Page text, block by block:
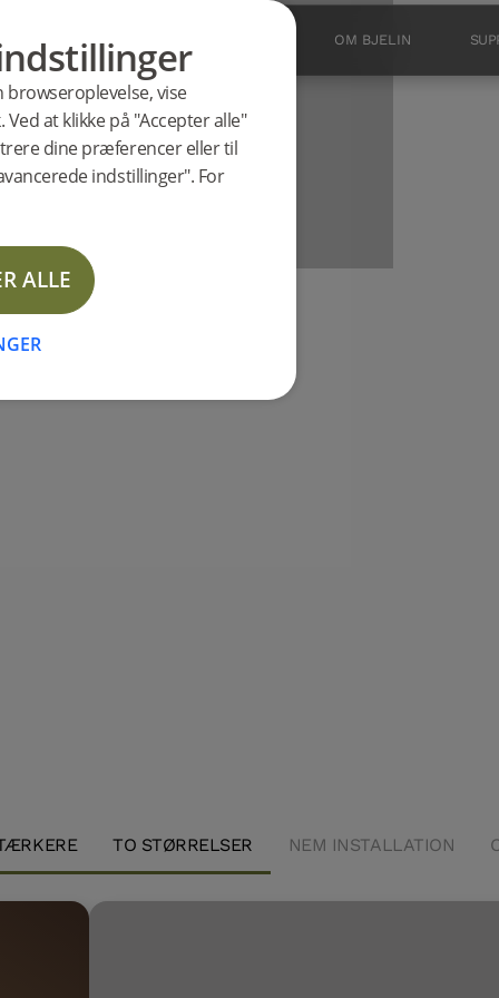
PRODUKTER OM BJELIN
vise
at klikke på "Accepter alle"
dine præferencer eller til
indstillinger". For
ALLE
3.0
AF
PRODUKTER
Holdbar
TO STØRRELSER NEM INSTALLATION